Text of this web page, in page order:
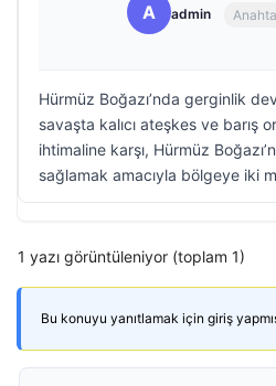
A admin
Hürmüz Boğazı’nda gerginlik
savaşta kalıcı ateşkes ve barış
ihtimaline karşı, Hürmüz
sağlamak amacıyla bölgeye iki
1 yazı görüntüleniyor (toplam 1)
Bu konuyu yanıtlamak için giriş